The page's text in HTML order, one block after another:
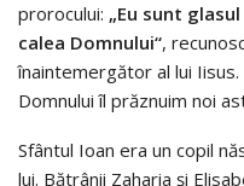
prorocului: „Eu sunt
calea Domnului“,
înaintemergător al lui
Domnului îl prăznuim noi
Sfântul Ioan era un copil
lui. Bătrânii Zaharia și